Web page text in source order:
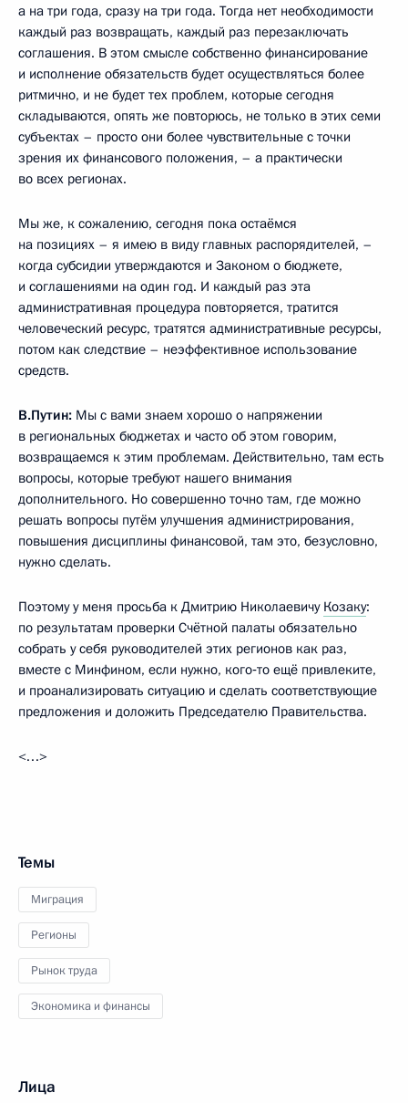
а на три года, сразу на три года. Тогда нет необходимости
каждый раз возвращать, каждый раз перезаключать
соглашения. В этом смысле собственно финансирование
и исполнение обязательств будет осуществляться более
ритмично, и не будет тех проблем, которые сегодня
складываются, опять же повторюсь, не только в этих семи
субъектах – просто они более чувствительные с точки
зрения их финансового положения, – а практически
во всех регионах.
Мы же, к сожалению, сегодня пока остаёмся
на позициях – я имею в виду главных распорядителей, –
когда субсидии утверждаются и Законом о бюджете,
и соглашениями на один год. И каждый раз эта
административная процедура повторяется, тратится
человеческий ресурс, тратятся административные ресурсы,
потом как следствие – неэффективное использование
средств.
В.Путин: Мы с вами знаем хорошо о напряжении
в региональных бюджетах и часто об этом говорим,
возвращаемся к этим проблемам. Действительно, там есть
вопросы, которые требуют нашего внимания
дополнительного. Но совершенно точно там, где можно
решать вопросы путём улучшения администрирования,
повышения дисциплины финансовой, там это, безусловно,
нужно сделать.
Поэтому у меня просьба к Дмитрию Николаевичу Козаку:
по результатам проверки Счётной палаты обязательно
собрать у себя руководителей этих регионов как раз,
вместе с Минфином, если нужно, кого‑то ещё привлеките,
и проанализировать ситуацию и сделать соответствующие
предложения и доложить Председателю Правительства.
<…>
Темы
Миграция
Регионы
Рынок труда
Экономика и финансы
Лица